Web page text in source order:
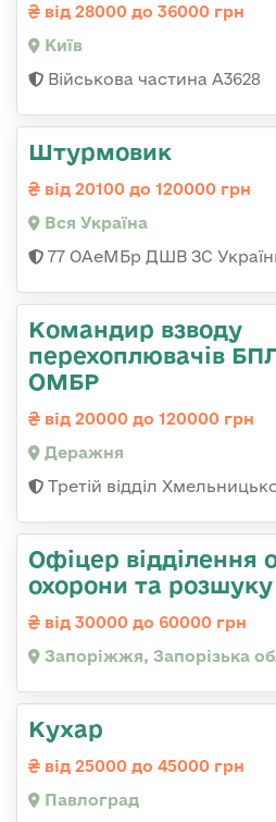
від 28000 до 36000 грн
Київ
Військова частина А3628
Штурмовик
від 20100 до 120000 грн
Вся Україна
77 ОАеМБр ДШВ ЗС
Командир взводу
перехоплювачів
ОМБР
від 20000 до 120000 грн
Деражня
Третій відділ
Офіцер відділення
охорони та розшуку
від 30000 до 60000 грн
Запоріжжя, Запорізька
Кухар
від 25000 до 45000 грн
Павлоград